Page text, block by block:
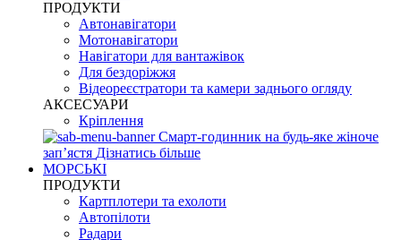
ПРОДУКТИ
Автонавігатори
Мотонавігатори
Навігатори для вантажівок
Для бездоріжжя
Відеореєстратори та камери заднього огляду
АКСЕСУАРИ
Кріплення
Смарт-годинник на будь-яке жіноче
запʼястя Дізнатись більше
МОРСЬКІ
ПРОДУКТИ
Картплотери та ехолоти
Автопілоти
Радари